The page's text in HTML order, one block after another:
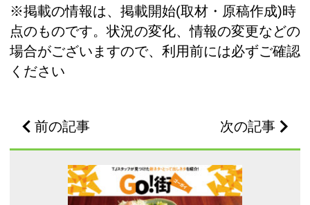
※掲載の情報は、掲載開始(取材・原稿作成)時
点のものです。状況の変化、情報の変更などの
場合がございますので、利用前には必ずご確認
ください
前の記事 次の記事